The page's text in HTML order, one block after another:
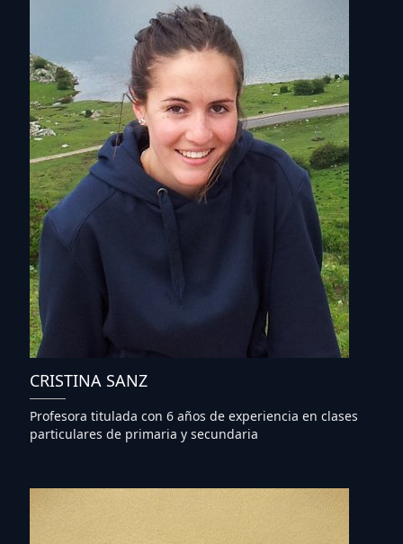
CRISTINA SANZ
Profesora titulada con 6 años de experiencia en clases
particulares de primaria y secundaria